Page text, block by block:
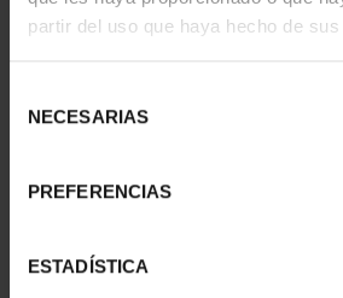
partir del uso que haya hecho de
NECESARIAS
PREFERENCIAS
ESTADÍSTICA
III - TARRAGONA
73,00 €